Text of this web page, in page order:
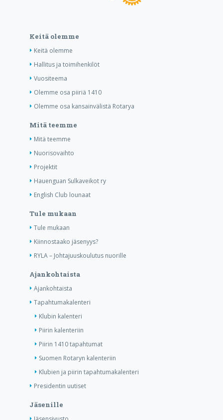
Keitä olemme
Keitä olemme
Hallitus ja toimihenkilöt
Vuositeema
Olemme osa piiriä 1410
Olemme osa kansainvälistä Rotarya
Mitä teemme
Mitä teemme
Nuorisovaihto
Projektit
Hauenguan Sulkaveikot ry
English Club lounaat
Tule mukaan
Tule mukaan
Kiinnostaako jäsenyys?
RYLA – Johtajuuskoulutus nuorille
Ajankohtaista
Ajankohtaista
Tapahtumakalenteri
Klubin kalenteri
Piirin kalenteriin
Piirin 1410 tapahtumat
Suomen Rotaryn kalenteriin
Klubien ja piirin tapahtumakalenteri
Presidentin uutiset
Jäsenille